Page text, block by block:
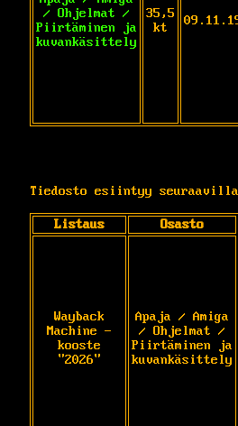
/ Ohjelmat /
Piirtäminen ja
kuvankäsittely
35,5
kt
Tiedosto esiintyy
Listaus Osasto
Wayback
Machine -
kooste
"2026"
Apaja / Amiga
/ Ohjelmat /
Piirtäminen ja
kuvankäsittely